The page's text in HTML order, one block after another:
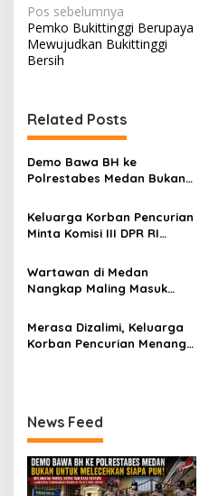
N
a
v
g
a
s
p
o
s
Pos sebelumnya
Pemko Bukittinggi Berupaya
Mewujudkan Bukittinggi
Bersih
Related Posts
Demo Bawa BH ke
Polrestabes Medan Bukan
Pun, Melainkan Simbol Kritik
dan Rasa Kecewa
Medan
Keluarga Korban Pencurian
Minta Komisi III DPR RI
Laporan Dugaan Penipuan
Bermodus Surat
Perdamaian dan Dugaan
Pemerasan Rp250 Juta
Wartawan di Medan
Nangkap Maling Masuk
Bersama Dua Anaknya
yang Masih Kecil Minta
Tolong Prabowo Subianto
Merasa Dizalimi, Keluarga
Korban Pencurian Menangis
News Feed